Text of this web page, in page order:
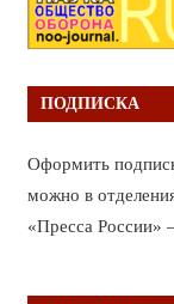
ПОДПИСКА
Оформить
можно в
«Пресса России»